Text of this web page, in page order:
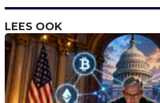
LEES OOK